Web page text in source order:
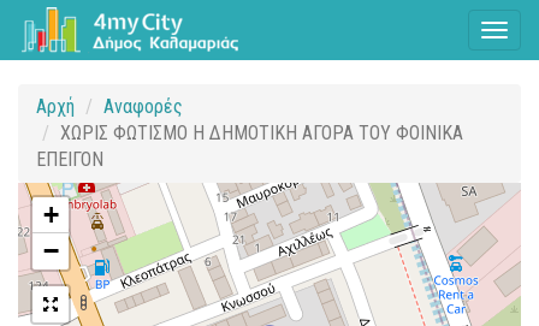
Αρχή
Αναφορές
ΧΩΡΙΣ ΦΩΤΙΣΜΟ Η ΔΗΜΟΤΙΚΗ ΑΓΟΡΑ ΤΟΥ ΦΟΙΝΙΚΑ
ΕΠΕΙΓΟΝ
+
−